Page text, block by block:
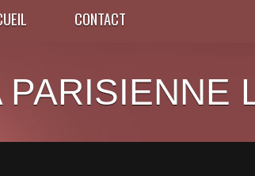
CONTACT
PARISIENNE